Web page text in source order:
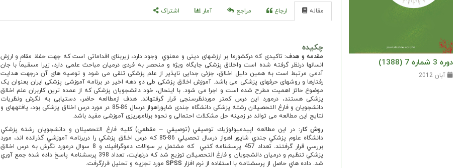
دوره 3 شماره 7 (1388)
آبان 2012
مقاله ارجاع مراجع آمار اشتراک
چکیده
مقدمه و هدف:تاکیدی که درکشورما بر ارزشهای دینی و معنوي وجود دارد، زیربنای اقداماتی است که جهت حفظ مقام و ارزش
انسانها درنظر گرفته شده است واخلاق پزشکی جایگاه ویژه و منحصر به فردی درمیان مباحث علمی دارد، زیرا مسقیماً با جان
آدمی مرتبط است به همین دلیل اخلاق، جزئی جدایی ناپذیر از علم پزشکی تلقی می شود و توصیه های آن درجهت هدایت
رفتارها و روشهای حرفه­ای پزشکی می باشد. آموزش اخلاق پزشکی طی دو دهه اخیر در برنامه آموزشی پزشکی ایران بعنوان یک
موضوع حائز اهمیت مطرح شده است و اجرا می شود. با این­حال، خود دانشجویان پزشکی که از عمده ترین کاربران علم اخلاق
پزشکی هستند، درمورد این درس کمتر موردنظرسنجی قرار گرفته­اند. هدف ازمطالعه حاضر، دستیابی به نگرش ونظریات
دانشجویان و فارغ التحصیلان رشته پزشکی دانشگاه جندی شاپوراهواز درسال 86-85 در مورد درس اخلاق پزشکی بود، یافته­های و
نتایج این مطالعه می تواند در زمینه حل مشکلات احتمالی و نحوه برنامه­ریزی آموزشی مفید باشد.
روش کار: در اين مطالعه اپيدميولوژيك توصيفي (توصيفي – مقطعي) كليه فارغ التحصيلان و دانشجويان رشته پزشكي
دانشگاه علوم پزشكي جندي شاپور اهواز درسال تحصيلي 86-85 كه درس اخلاق پزشكي را دربرنامه آموزشي گذرانده اند، مورد
بررسي قرار گرفتند. تعداد 457 پرسشنامه كتبي كه مشتمل بر سوالات دموگرافيك و 8 سوال درمورد نگرش به درس اخلاق
پزشكي تنظيم و درميان دانشجويان و فارغ التحصيلان توزيع شد كه درنهایت، تعداد 398 پرسشنامه پاسخ داده شده جمع آوري
شد. داده هاي حاصل از پرسشنامه با استفاده از نرم افزار SPSSمورد تجزيه و تحليل قرارگرفت.